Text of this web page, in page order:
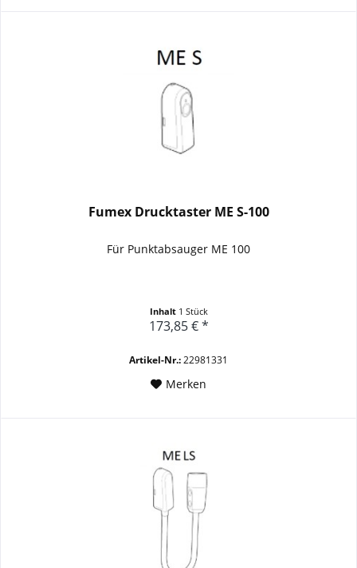
Fumex Drucktaster ME S-100
Für Punktabsauger ME 100
Inhalt 1 Stück
173,85 € *
Artikel-Nr.:22981331
Merken